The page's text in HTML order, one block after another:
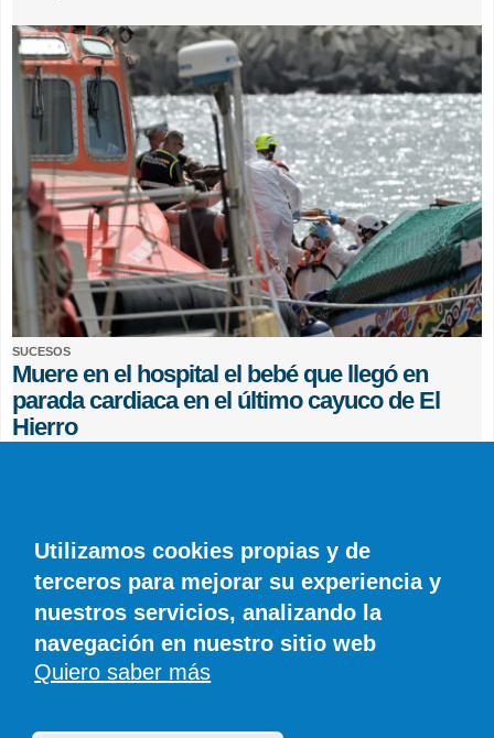
SUCESOS
Muere en el hospital el bebé que llegó en
parada cardiaca en el último cayuco de El
Hierro
© SIROCO INFORMACIÓN SL | Tel. 828 081 655 | Móvil y WhatsApp 606 845
886 |info@diariodelanzarote.com
Utilizamos cookies propias y de
terceros para mejorar su experiencia y
nuestros servicios, analizando la
navegación en nuestro sitio web
Quiero saber más